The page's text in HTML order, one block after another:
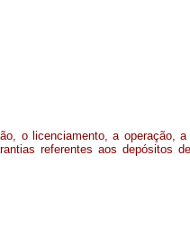
o licenciamento, a operação,
referentes aos depósitos